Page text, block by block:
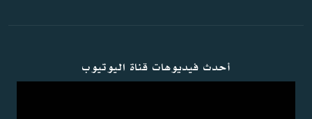
أحدث فيديوهات قناة اليوتيوب